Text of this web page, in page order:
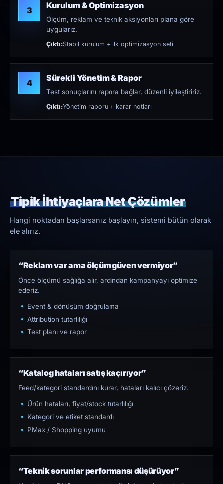
3 Kurulum & Optimizasyon
Ölçüm, reklam ve teknik aksiyonları plana göre
uygularız.
Çıktı:Stabil kurulum + ilk optimizasyon seti
4 Sürekli Yönetim & Rapor
Test sonuçlarını rapora bağlar, düzenli iyileştiririz.
Çıktı:Yönetim raporu + karar notları
Tipik İhtiyaçlara Net Çözümler
Hangi noktadan başlarsanız başlayın, sistemi bütün olarak
ele alırız.
“Reklam var ama ölçüm güven vermiyor”
Önce ölçümü sağlığa alır, ardından kampanyayı optimize
ederiz.
Event & dönüşüm doğrulama
Attribution tutarlılığı
Test planı ve rapor
“Katalog hataları satış kaçırıyor”
Feed/kategori standardını kurar, hataları kalıcı çözeriz.
Ürün hataları, fiyat/stock tutarlılığı
Kategori ve etiket standardı
PMax / Shopping uyumu
“Teknik sorunlar performansı düşürüyor”